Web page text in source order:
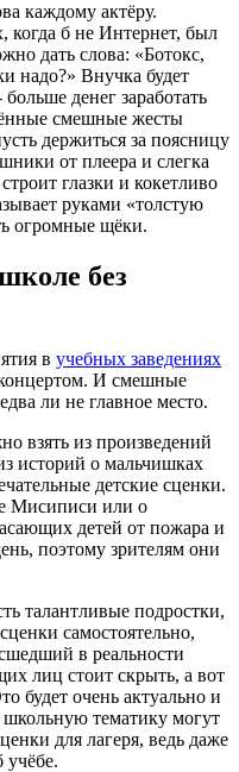
каждому актёру.
когда б не Интернет, был
дать слова: «Ботокс,
надо?» Внучка будет
денег заработать
смешные жесты
держиться за поясницу
от плеера и слегка
глазки и кокетливо
руками «толстую
огромные щёки.
без
в учебных заведениях
И смешные
ли не главное место.
взять из произведений
историй о мальчишках
детские сценки.
Мисиписи или о
детей от пожара и
поэтому зрителям они
талантливые подростки,
самостоятельно,
в реальности
лиц стоит скрыть, а вот
будет очень актуально и
тематику могут
для лагеря, ведь даже
учёбе.